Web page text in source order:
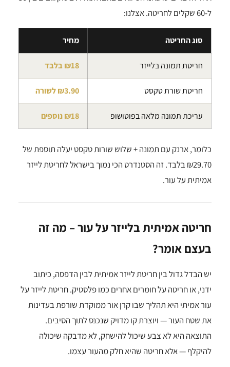
ל-60 שקלים לחריטה. אצלנו:
סוג החריטה מחיר
חריטת תמונה בלייזר ₪18 בלבד
חריטת שורת טקסט ₪3.90 לשורה
עריכת תמונה מלאה בפוטושופ ₪18 נוספים
כלומר, ארנק עם תמונה + שלוש שורות טקסט יעלה תוספת של
₪29.70 בלבד. זה הסטנדרט הכי נמוך בישראל לחריטת לייזר
אמיתית על עור.
חריטה אמיתית בלייזר על עור – מה זה
בעצם אומר?
יש הבדל גדול בין חריטת לייזר אמיתית לבין הדפסה, כיתוב
ידני, או חריטה על חומרים אחרים כמו פלסטיק. חריטת לייזר על
עור אמיתי היא תהליך שבו קרן אור ממוקדת שורפת בעדינות
את שטח העור — ויוצרת קו מדויק שנכנס לתוך הסיבים.
התוצאה היא לא צבע שיכול להישחק, לא מדבקה שיכולה
להיקלף — אלא חריטה שהיא חלק מהעור עצמו.